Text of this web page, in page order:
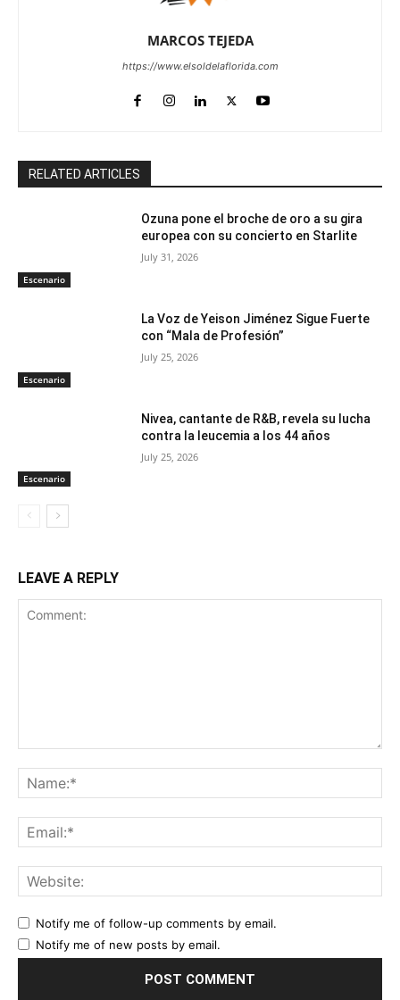
MARCOS TEJEDA
https://www.elsoldelaflorida.com
RELATED ARTICLES
Escenario
Ozuna pone el broche de oro a su gira
europea con su concierto en Starlite
July 31, 2026
Escenario
La Voz de Yeison Jiménez Sigue Fuerte
con “Mala de Profesión”
July 25, 2026
Escenario
Nivea, cantante de R&B, revela su lucha
contra la leucemia a los 44 años
July 25, 2026
LEAVE A REPLY
Notify me of follow-up comments by email.
Notify me of new posts by email.